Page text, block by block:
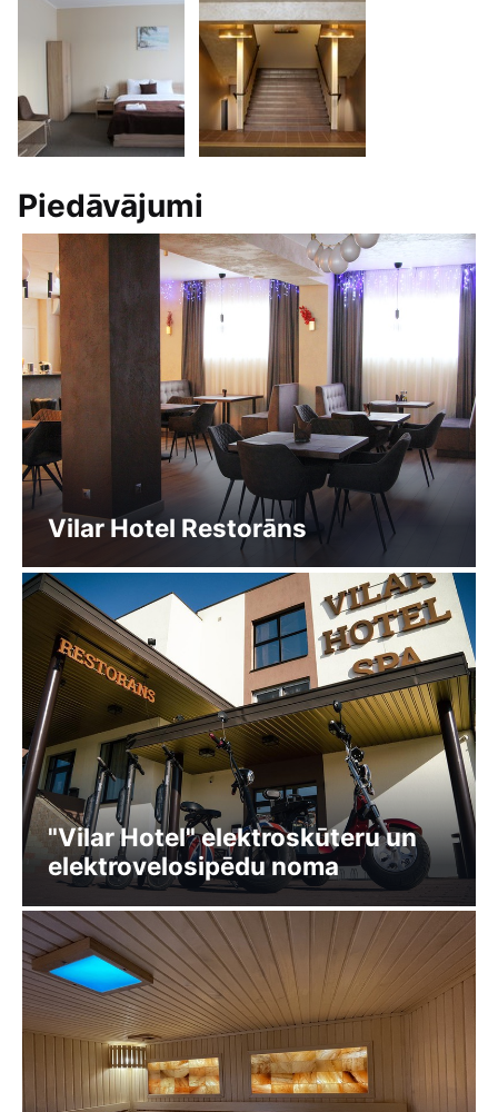
Piedāvājumi
Vilar Hotel Restorāns
"Vilar Hotel" elektroskūteru un
elektrovelosipēdu noma